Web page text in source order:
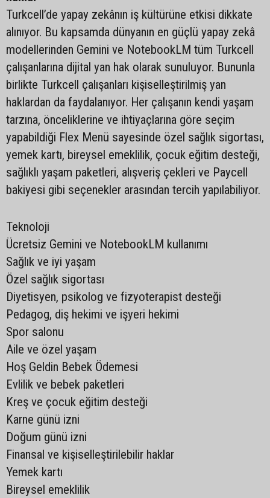
Turkcell’de yapay zekânın iş kültürüne etkisi dikkate
alınıyor. Bu kapsamda dünyanın en güçlü yapay zekâ
modellerinden Gemini ve NotebookLM tüm Turkcell
çalışanlarına dijital yan hak olarak sunuluyor. Bununla
birlikte Turkcell çalışanları kişiselleştirilmiş yan
haklardan da faydalanıyor. Her çalışanın kendi yaşam
tarzına, önceliklerine ve ihtiyaçlarına göre seçim
yapabildiği Flex Menü sayesinde özel sağlık sigortası,
yemek kartı, bireysel emeklilik, çocuk eğitim desteği,
sağlıklı yaşam paketleri, alışveriş çekleri ve Paycell
bakiyesi gibi seçenekler arasından tercih yapılabiliyor.
Teknoloji
Ücretsiz Gemini ve NotebookLM kullanımı
Sağlık ve iyi yaşam
Özel sağlık sigortası
Diyetisyen, psikolog ve fizyoterapist desteği
Pedagog, diş hekimi ve işyeri hekimi
Spor salonu
Aile ve özel yaşam
Hoş Geldin Bebek Ödemesi
Evlilik ve bebek paketleri
Kreş ve çocuk eğitim desteği
Karne günü izni
Doğum günü izni
Finansal ve kişiselleştirilebilir haklar
Yemek kartı
Bireysel emeklilik